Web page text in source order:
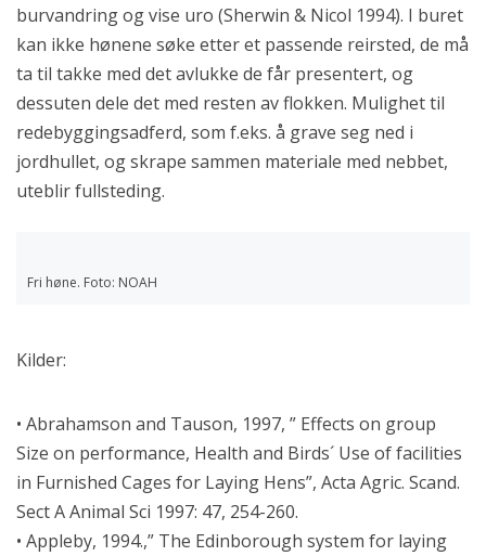
burvandring og vise uro (Sherwin & Nicol 1994). I buret
kan ikke hønene søke etter et passende reirsted, de må
ta til takke med det avlukke de får presentert, og
dessuten dele det med resten av flokken. Mulighet til
redebyggingsadferd, som f.eks. å grave seg ned i
jordhullet, og skrape sammen materiale med nebbet,
uteblir fullsteding.
Fri høne. Foto: NOAH
Kilder:
• Abrahamson and Tauson, 1997, ” Effects on group
Size on performance, Health and Birds´ Use of facilities
in Furnished Cages for Laying Hens”, Acta Agric. Scand.
Sect A Animal Sci 1997: 47, 254-260.
• Appleby, 1994.,” The Edinborough system for laying